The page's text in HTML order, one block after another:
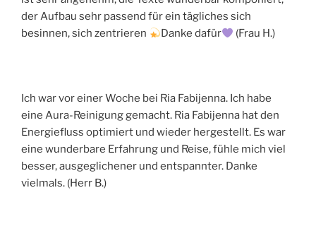
der Aufbau sehr passend für ein tägliches sich
besinnen, sich zentrieren
Danke dafür (Frau H.)
Ich war vor einer Woche bei Ria Fabijenna. Ich habe
eine Aura-Reinigung gemacht. Ria Fabijenna hat den
Energiefluss optimiert und wieder hergestellt. Es war
eine wunderbare Erfahrung und Reise, fühle mich viel
besser, ausgeglichener und entspannter. Danke
vielmals. (Herr B.)